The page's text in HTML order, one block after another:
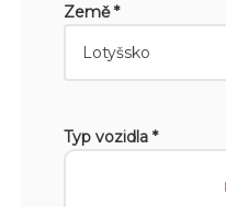
Země *
Typ vozidla *